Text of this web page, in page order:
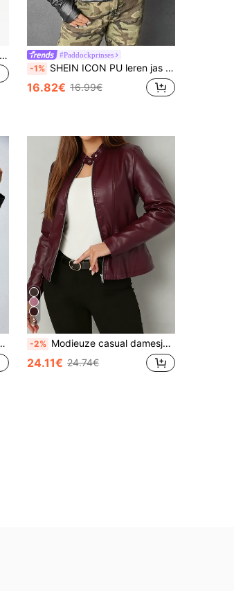
Camellia Nieuwe Lente/Zomer Damesmode Jas, Europese en Amerikaanse Minimalistische Veelzijdige Gewatteerde Schouder Kunstleer Effect Buitenkleding Zwart Herfst #Paddockprinses
-1% SHEIN ICON PU leren jas met rits voor herfst/winter
16.82€ 16.99€
5
-2% Modieuze casual damesjas van PU-leer in effen kleur met lange mouwen, motorstijl en rits, geschikt voor lente, herfst en winter
24.11€ 24.74€